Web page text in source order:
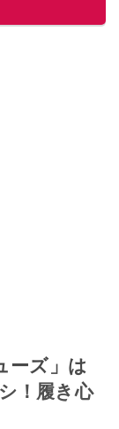
ーズ」は
！履き心